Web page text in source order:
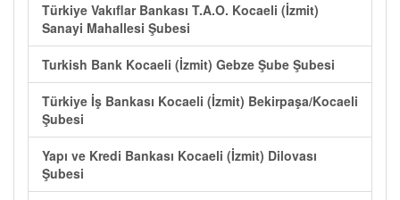
Türkiye Vakıflar Bankası T.A.O. Kocaeli (İzmit)
Sanayi Mahallesi Şubesi
Turkish Bank Kocaeli (İzmit) Gebze Şube Şubesi
Türkiye İş Bankası Kocaeli (İzmit) Bekirpaşa/Kocaeli
Şubesi
Yapı ve Kredi Bankası Kocaeli (İzmit) Dilovası
Şubesi